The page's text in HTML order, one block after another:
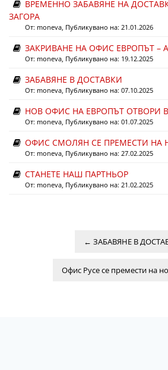
ВРЕМЕННО ЗАБАВЯНЕ НА
ЗАГОРА
От: moneva, Публикувано на: 21.01.2026
ЗАКРИВАНЕ НА ОФИС ЕВРОПЪТ –
От: moneva, Публикувано на: 19.12.2025
ЗАБАВЯНЕ В ДОСТАВКИ
От: moneva, Публикувано на: 07.10.2025
НОВ ОФИС НА ЕВРОПЪТ ОТВОРИ
От: moneva, Публикувано на: 01.07.2025
ОФИС СМОЛЯН СЕ ПРЕМЕСТИ НА
От: moneva, Публикувано на: 27.02.2025
СТАНЕТЕ НАШ ПАРТНЬОР
От: moneva, Публикувано на: 21.02.2025
← ЗАБАВЯНЕ В
Офис Русе се премести на